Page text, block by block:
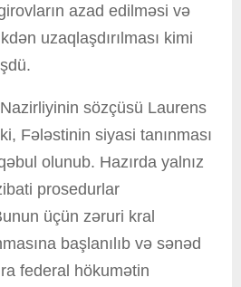
azad edilməsi və
uzaqlaşdırılması kimi
sözçüsü Laurens
Fələstinin siyasi tanınması
olunub. Hazırda yalnız
prosedurlar
üçün zəruri kral
başlanılıb və sənəd
federal hökumətin